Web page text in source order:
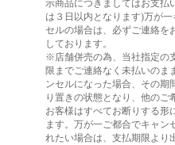
示商品につきましてはお支払
は３日以内となります)万が一
セルの場合は、必ずご連絡を
しております。
※店舗併売の為、当社指定の
限までご連絡なく未払いのま
ンセルになった場合、その期
り置きの状態となり、他のご
お客様はすべてお断りする形
ます。万が一ご都合でキャン
れたい場合は、支払期限より